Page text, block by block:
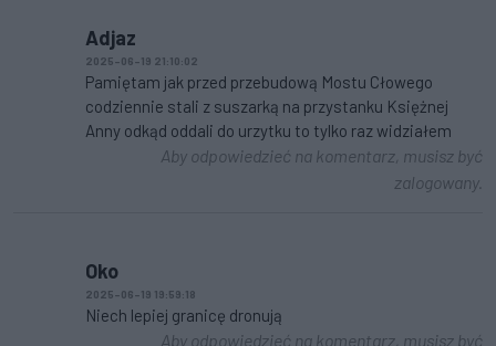
Adjaz
2025-06-19 21:10:02
Pamiętam jak przed przebudową Mostu Cłowego
codziennie stali z suszarką na przystanku Księżnej
Anny odkąd oddali do urzytku to tylko raz widziałem
Aby odpowiedzieć na komentarz, musisz być
zalogowany.
Oko
2025-06-19 19:59:18
Niech lepiej granicę dronują
Aby odpowiedzieć na komentarz, musisz być